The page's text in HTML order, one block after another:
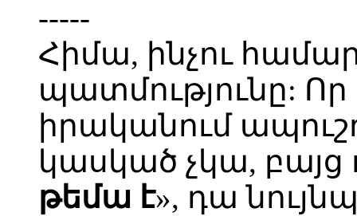
-----
Հիմա, ինչու
պատմությունը:
իրականում
կասկած չկա, բայց
թեմա է», դա